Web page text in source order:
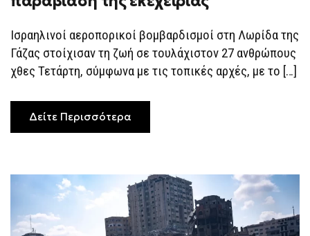
ΠΛΉΓΜΑΤΑ
–
ΙΣΡΑΉΛ
ΚΑΙ
ΧΑΜΆΣ
ΑΛΛΗΛΟΚΑΤΗΓΟΡΟΎΝΤΑΙ
Ισραηλινοί αεροπορικοί βομβαρδισμοί στη Λωρίδα της
Γάζας στοίχισαν τη ζωή σε τουλάχιστον 27 ανθρώπους
χθες Τετάρτη, σύμφωνα με τις τοπικές αρχές, με το […]
Δείτε Περισσότερα